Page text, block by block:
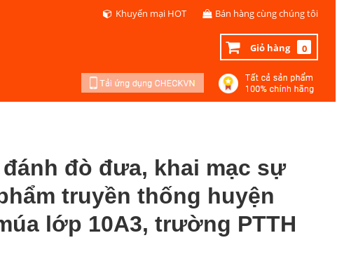
Khuyến mại HOT Bán hàng cùng chúng tôi
Giỏ hàng 0
đò đưa, khai mạc sự
truyền thống huyện
lớp 10A3, trường PTTH